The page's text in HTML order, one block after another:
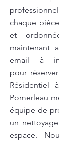
chaque
et
maintenant
email à
pour
Résidentiel
Pomerleau
équipe de
un
espace.